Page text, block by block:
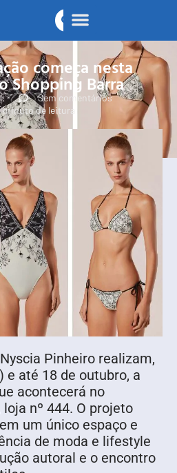
começa nesta
Shopping Barra
Sem comentários
minuto de leitura
Pinheiro realizam,
e até 18 de outubro, a
acontecerá no
nº 444. O projeto
um único espaço e
de moda e lifestyle
autoral e o encontro